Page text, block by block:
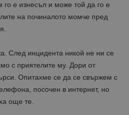
го е изнесъл и може той да го е
на починалото момче пред
След инцидента никой не ни се
с приятелите му. Дори от
Опитахме се да се свържем с
посочен в интернет, но
още те.